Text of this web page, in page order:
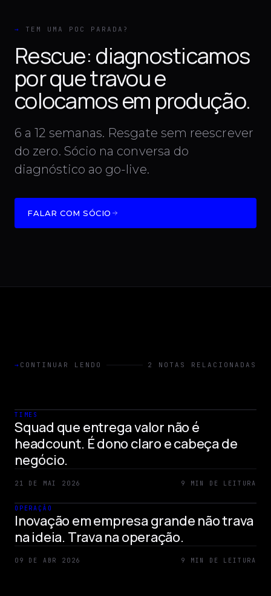
→ TEM UMA POC PARADA?
Rescue: diagnosticamos
por que travou e
colocamos em produção.
6 a 12 semanas. Resgate sem reescrever
do zero. Sócio na conversa do
diagnóstico ao go-live.
FALAR COM SÓCIO
→ CONTINUAR LENDO 2 NOTAS RELACIONADAS
TIMES
Squad que entrega valor não é
headcount. É dono claro e cabeça de
negócio.
21 DE MAI 2026 9 MIN DE LEITURA
OPERAÇÃO
Inovação em empresa grande não trava
na ideia. Trava na operação.
09 DE ABR 2026 9 MIN DE LEITURA